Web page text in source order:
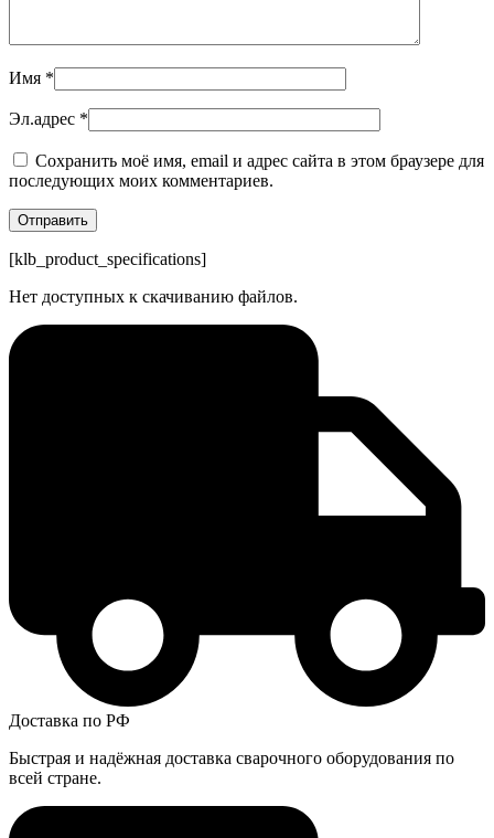
Имя *
Эл.адрес *
Сохранить моё имя, email и адрес сайта в этом браузере для
последующих моих комментариев.
[klb_product_specifications]
Нет доступных к скачиванию файлов.
Доставка по РФ
Быстрая и надёжная доставка сварочного оборудования по
всей стране.